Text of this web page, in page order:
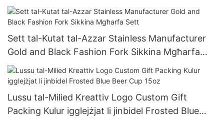
distributor creative design
Sett tal-Kutat tal-Azzar Stainless Manufacturer
Gold and Black Fashion Fork Sikkina Mgħarfa
Sett
Lussu tal-Milied Kreattiv Logo Custom Gift
Packing Kulur igglejżjat li jinbidel Frosted Blue